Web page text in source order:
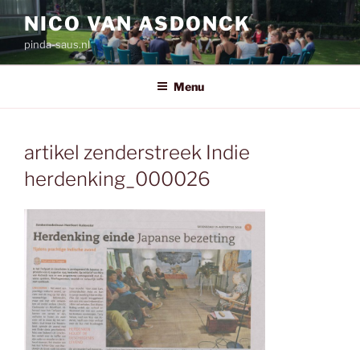
de
inhoud
NICO VAN ASDONCK
pinda-saus.nl
Menu
artikel zenderstreek Indie
herdenking_000026